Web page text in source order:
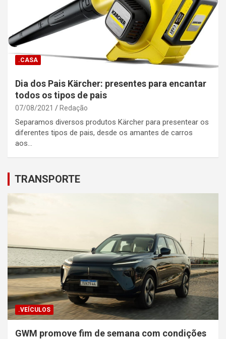
.CASA
Dia dos Pais Kärcher: presentes para encantar
todos os tipos de pais
07/08/2021 Redação
Separamos diversos produtos Kärcher para presentear os
diferentes tipos de pais, desde os amantes de carros
aos…
TRANSPORTE
.VEÍCULOS
GWM promove fim de semana com condições